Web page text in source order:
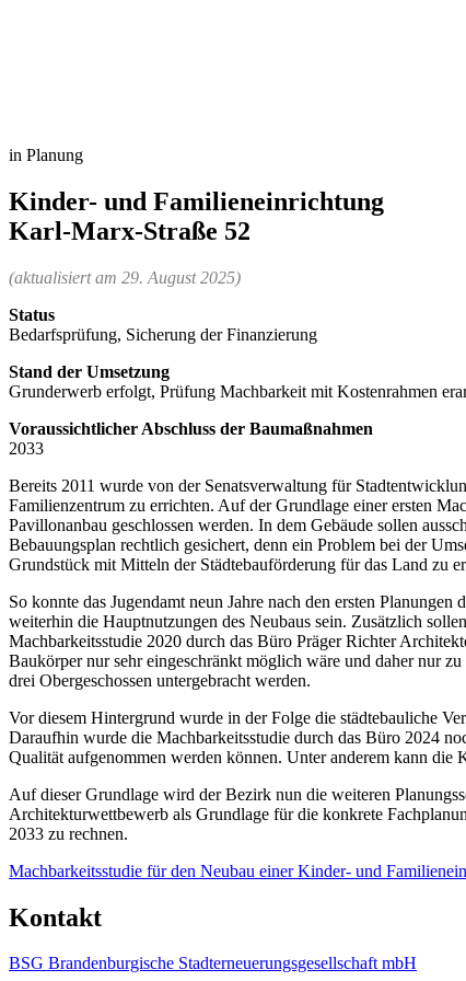
in Planung
Kinder- und Familieneinrichtung
Karl-Marx-Straße 52
(aktualisiert am 29. August 2025)
Status
Bedarfsprüfung, Sicherung der Finanzierung
Stand der Umsetzung
Grunderwerb erfolgt, Prüfung Machbarkeit mit Kostenrahmen
Voraussichtlicher Abschluss der Baumaßnahmen
2033
Bereits 2011 wurde von der Senatsverwaltung für
Familienzentrum zu errichten. Auf der Grundlage einer ersten
Pavillonanbau geschlossen werden. In dem Gebäude sollen
Bebauungsplan rechtlich gesichert, denn ein Problem bei der
Grundstück mit Mitteln der Städtebauförderung für das Land zu
So konnte das Jugendamt neun Jahre nach den ersten
weiterhin die Hauptnutzungen des Neubaus sein. Zusätzlich
Machbarkeitsstudie 2020 durch das Büro Präger Richter
Baukörper nur sehr eingeschränkt möglich wäre und daher nur
drei Obergeschossen untergebracht werden.
Vor diesem Hintergrund wurde in der Folge die städtebauliche
Daraufhin wurde die Machbarkeitsstudie durch das Büro 2024
Qualität aufgenommen werden können. Unter anderem kann die
Auf dieser Grundlage wird der Bezirk nun die weiteren
Architekturwettbewerb als Grundlage für die konkrete
2033 zu rechnen.
Machbarkeitsstudie für den Neubau einer Kinder- und
Kontakt
BSG Brandenburgische Stadterneuerungsgesellschaft mbH